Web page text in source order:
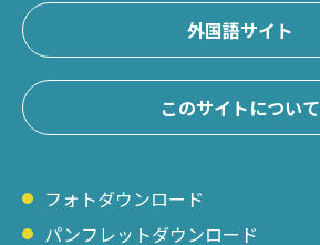
外国語サイト
このサイトについて
フォトダウンロード
パンフレットダウンロード